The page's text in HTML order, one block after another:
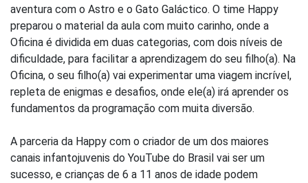
aventura com o Astro e o Gato Galáctico. O time Happy
preparou o material da aula com muito carinho, onde a
Oficina é dividida em duas categorias, com dois níveis de
dificuldade, para facilitar a aprendizagem do seu filho(a). Na
Oficina, o seu filho(a) vai experimentar uma viagem incrível,
repleta de enigmas e desafios, onde ele(a) irá aprender os
fundamentos da programação com muita diversão.
A parceria da Happy com o criador de um dos maiores
canais infantojuvenis do YouTube do Brasil vai ser um
sucesso, e crianças de 6 a 11 anos de idade podem